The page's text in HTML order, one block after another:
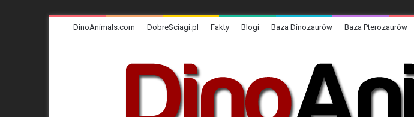
DinoAnimals.com DobreSciagi.pl Fakty Blogi Baza Dinozaurów Baza Pterozaurów